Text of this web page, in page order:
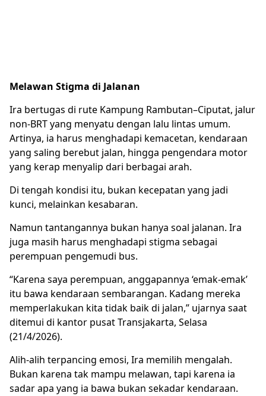
Melawan Stigma di Jalanan
Ira bertugas di rute Kampung Rambutan–Ciputat, jalur
non-BRT yang menyatu dengan lalu lintas umum.
Artinya, ia harus menghadapi kemacetan, kendaraan
yang saling berebut jalan, hingga pengendara motor
yang kerap menyalip dari berbagai arah.
Di tengah kondisi itu, bukan kecepatan yang jadi
kunci, melainkan kesabaran.
Namun tantangannya bukan hanya soal jalanan. Ira
juga masih harus menghadapi stigma sebagai
perempuan pengemudi bus.
“Karena saya perempuan, anggapannya ‘emak-emak’
itu bawa kendaraan sembarangan. Kadang mereka
memperlakukan kita tidak baik di jalan,” ujarnya saat
ditemui di kantor pusat Transjakarta, Selasa
(21/4/2026).
Alih-alih terpancing emosi, Ira memilih mengalah.
Bukan karena tak mampu melawan, tapi karena ia
sadar apa yang ia bawa bukan sekadar kendaraan.